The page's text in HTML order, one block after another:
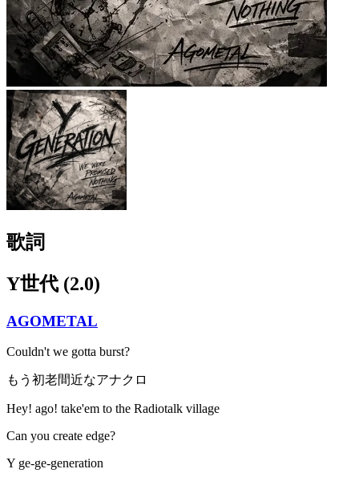
歌詞
Y世代 (2.0)
AGOMETAL
Couldn't we gotta burst?
もう初老間近なアナクロ
Hey! ago! take'em to the Radiotalk village
Can you create edge?
Y ge-ge-generation